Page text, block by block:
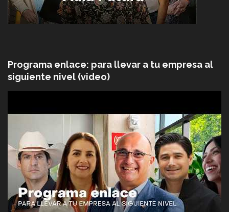
Programa enlace: para llevar a tu empresa al
siguiente nivel (video)